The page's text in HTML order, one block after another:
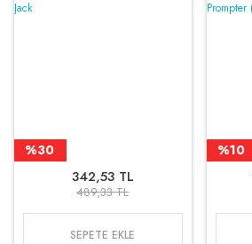
%30
342,53 TL
489,33 TL
SEPETE EKLE
%10